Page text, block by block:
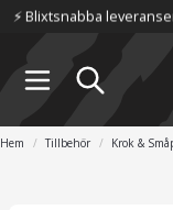
⚡️ Blixtsnabba
Hem Tillbehör Krok &